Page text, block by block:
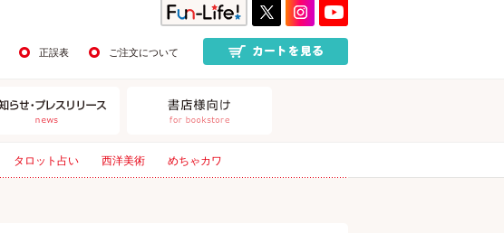
正誤表 ご注文について
タロット占い 西洋美術 めちゃカワ